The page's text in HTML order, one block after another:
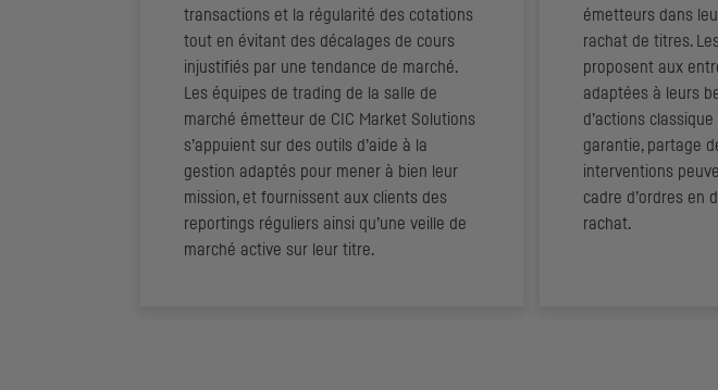
transactions et la régularité des cotations
tout en évitant des décalages de cours
injustifiés par une tendance de marché.
Les équipes de trading de la salle de
marché émetteur de CIC Market Solutions
s’appuient sur des outils d’aide à la
gestion adaptés pour mener à bien leur
mission, et fournissent aux clients des
reportings réguliers ainsi qu’une veille de
marché active sur leur titre.
émetteurs dans
rachat de titres.
proposent aux
adaptées à leurs
d’actions
garantie, partage
interventions
cadre d’ordres en
rachat.